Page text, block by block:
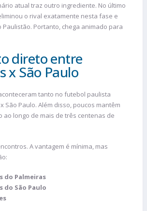
atual traz outro ingrediente. No último
o rival exatamente nesta fase e
Paulistão. Portanto, chega animado para
direto entre
x São Paulo
tanto no futebol paulista
São Paulo. Além disso, poucos mantêm
ao longo de mais de três centenas de
A vantagem é mínima, mas
do Palmeiras
do São Paulo